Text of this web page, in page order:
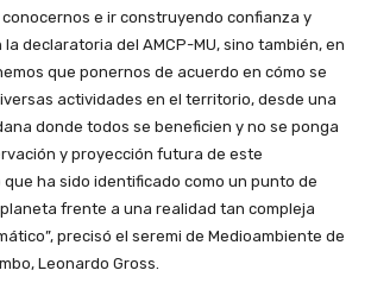
e ir construyendo confianza y
declaratoria del AMCP-MU, sino también, en
que ponernos de acuerdo en cómo se
actividades en el territorio, desde una
donde todos se beneficien y no se ponga
y proyección futura de este
ha sido identificado como un punto de
frente a una realidad tan compleja
precisó el seremi de Medioambiente de
Leonardo Gross.